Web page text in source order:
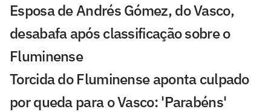
Esposa de Andrés Gómez, do Vasco,
desabafa após classificação sobre o
Fluminense
Torcida do Fluminense aponta culpado
por queda para o Vasco: 'Parabéns'